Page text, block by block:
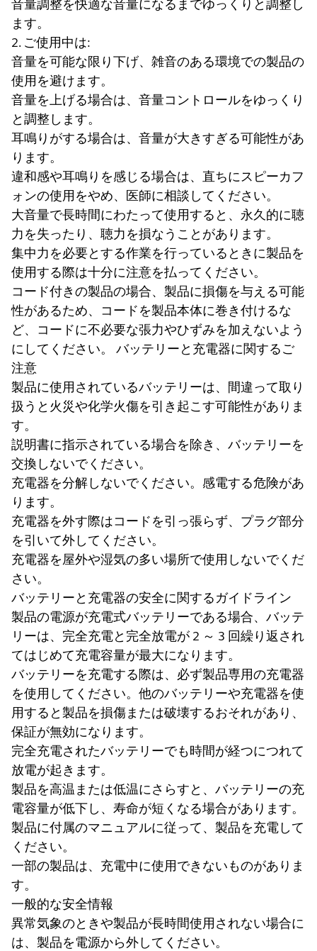
音量調整を快適な音量になるまでゆっくりと調整し
ます。
2. ご使用中は:
音量を可能な限り下げ、雑音のある環境での製品の
使用を避けます。
音量を上げる場合は、音量コントロールをゆっくり
と調整します。
耳鳴りがする場合は、音量が大きすぎる可能性があ
ります。
違和感や耳鳴りを感じる場合は、直ちにスピーカフ
ォンの使用をやめ、医師に相談してください。
大音量で長時間にわたって使用すると、永久的に聴
力を失ったり、聴力を損なうことがあります。
集中力を必要とする作業を行っているときに製品を
使用する際は十分に注意を払ってください。
コード付きの製品の場合、製品に損傷を与える可能
性があるため、コードを製品本体に巻き付けるな
ど、コードに不必要な張力やひずみを加えないよう
にしてください。 バッテリーと充電器に関するご
注意
製品に使用されているバッテリーは、間違って取り
扱うと火災や化学火傷を引き起こす可能性がありま
す。
説明書に指示されている場合を除き、バッテリーを
交換しないでください。
充電器を分解しないでください。感電する危険があ
ります。
充電器を外す際はコードを引っ張らず、プラグ部分
を引いて外してください。
充電器を屋外や湿気の多い場所で使用しないでくだ
さい。
バッテリーと充電器の安全に関するガイドライン
製品の電源が充電式バッテリーである場合、バッテ
リーは、完全充電と完全放電が 2 ～ 3 回繰り返され
てはじめて充電容量が最大になります。
バッテリーを充電する際は、必ず製品専用の充電器
を使用してください。他のバッテリーや充電器を使
用すると製品を損傷または破壊するおそれがあり、
保証が無効になります。
完全充電されたバッテリーでも時間が経つにつれて
放電が起きます。
製品を高温または低温にさらすと、バッテリーの充
電容量が低下し、寿命が短くなる場合があります。
製品に付属のマニュアルに従って、製品を充電して
ください。
一部の製品は、充電中に使用できないものがありま
す。
一般的な安全情報
異常気象のときや製品が長時間使用されない場合に
は、製品を電源から外してください。